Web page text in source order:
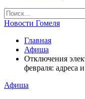
Новости Гомеля
Главная
Афиша
Отключения
февраля: адреса
Афиша